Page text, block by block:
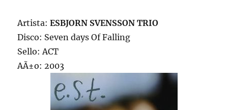
Artista:ESBJORN SVENSSON TRIO
Disco: Seven days Of Falling
Sello: ACT
AÃ±o: 2003